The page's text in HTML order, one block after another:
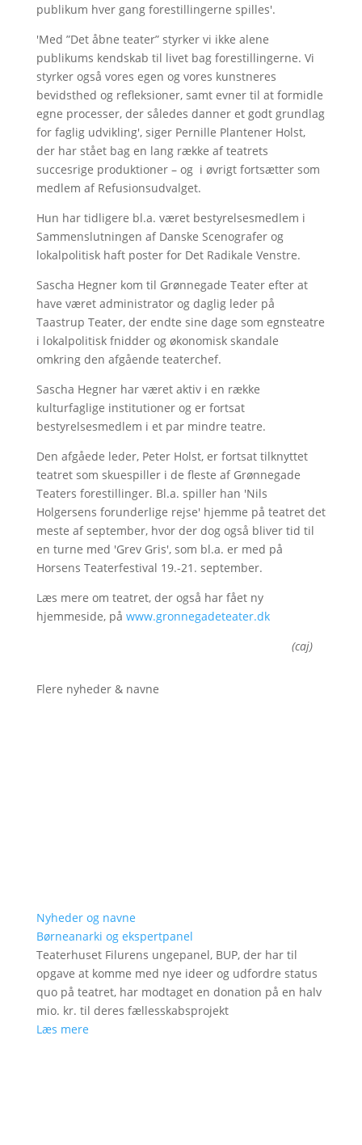
publikum hver gang forestillingerne spilles'.
'Med ”Det åbne teater” styrker vi ikke alene
publikums kendskab til livet bag forestillingerne. Vi
styrker også vores egen og vores kunstneres
bevidsthed og refleksioner, samt evner til at formidle
egne processer, der således danner et godt grundlag
for faglig udvikling', siger Pernille Plantener Holst,
der har stået bag en lang række af teatrets
succesrige produktioner – og i øvrigt fortsætter som
medlem af Refusionsudvalget.
Hun har tidligere bl.a. været bestyrelsesmedlem i
Sammenslutningen af Danske Scenografer og
lokalpolitisk haft poster for Det Radikale Venstre.
Sascha Hegner kom til Grønnegade Teater efter at
have været administrator og daglig leder på
Taastrup Teater, der endte sine dage som egnsteatre
i lokalpolitisk fnidder og økonomisk skandale
omkring den afgående teaterchef.
Sascha Hegner har været aktiv i en række
kulturfaglige institutioner og er fortsat
bestyrelsesmedlem i et par mindre teatre.
Den afgåede leder, Peter Holst, er fortsat tilknyttet
teatret som skuespiller i de fleste af Grønnegade
Teaters forestillinger. Bl.a. spiller han 'Nils
Holgersens forunderlige rejse' hjemme på teatret det
meste af september, hvor der dog også bliver tid til
en turne med 'Grev Gris', som bl.a. er med på
Horsens Teaterfestival 19.-21. september.
Læs mere om teatret, der også har fået ny
hjemmeside, på www.gronnegadeteater.dk
(caj)
Flere nyheder & navne
Nyheder og navne
Børneanarki og ekspertpanel
Teaterhuset Filurens ungepanel, BUP, der har til
opgave at komme med nye ideer og udfordre status
quo på teatret, har modtaget en donation på en halv
mio. kr. til deres fællesskabsprojekt
Læs mere